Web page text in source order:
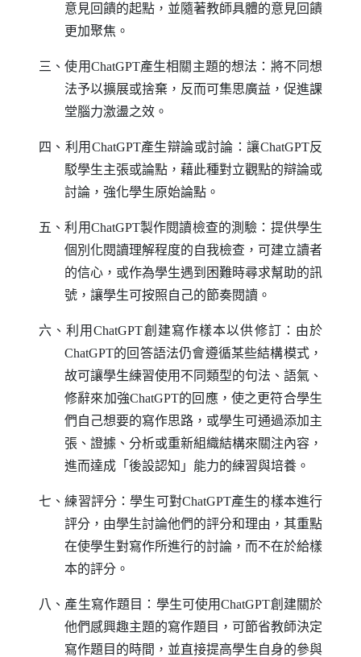
意見回饋的起點，並隨著教師具體的意見回饋
更加聚焦。
三、使用ChatGPT產生相關主題的想法：將不同想
法予以擴展或捨棄，反而可集思廣益，促進課
堂腦力激盪之效。
四、利用 ChatGPT產生辯論或討論：讓ChatGPT反
駁學生主張或論點，藉此種對立觀點的辯論或
討論，強化學生原始論點。
五、利用ChatGPT製作閱讀檢查的測驗：提供學生
個別化閱讀理解程度的自我檢查，可建立讀者
的信心，或作為學生遇到困難時尋求幫助的訊
號，讓學生可按照自己的節奏閱讀。
六、利用ChatGPT創建寫作樣本以供修訂：由於
ChatGPT的回答語法仍會遵循某些結構模式，
故可讓學生練習使用不同類型的句法、語氣、
修辭來加強ChatGPT的回應，使之更符合學生
們自己想要的寫作思路，或學生可通過添加主
張、證據、分析或重新組織結構來關注內容，
進而達成「後設認知」能力的練習與培養。
七、練習評分：學生可對ChatGPT產生的樣本進行
評分，由學生討論他們的評分和理由，其重點
在使學生對寫作所進行的討論，而不在於給樣
本的評分。
八、產生寫作題目：學生可使用ChatGPT創建關於
他們感興趣主題的寫作題目，可節省教師決定
寫作題目的時間，並直接提高學生自身的參與